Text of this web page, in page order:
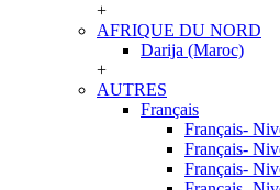
+
AFRIQUE DU NORD
Darija (Maroc)
+
AUTRES
Français
Français-
Français-
Français-